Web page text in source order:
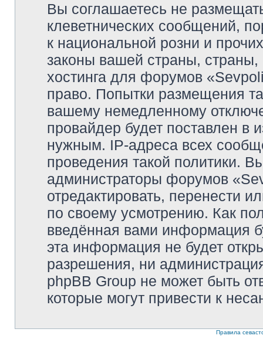
Вы соглашаетесь не
клеветнических сообщений,
к национальной розни и
законы вашей страны, страны,
хостинга для форумов
право. Попытки размещения
вашему немедленному
провайдер будет поставлен в
нужным. IP-адреса всех
проведения такой политики.
администраторы форумов
отредактировать, перенести
по своему усмотрению. Как
введённая вами информация
эта информация не будет
разрешения, ни
phpBB Group не может быть
которые могут привести к
Правила